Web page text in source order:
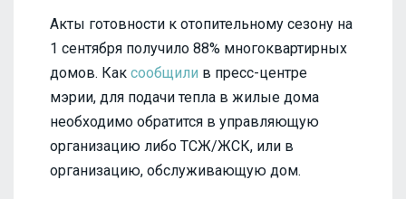
Акты готовности к отопительному сезону на
1 сентября получило 88% многоквартирных
домов. Как сообщили в пресс-центре
мэрии, для подачи тепла в жилые дома
необходимо обратится в управляющую
организацию либо ТСЖ/ЖСК, или в
организацию, обслуживающую дом.